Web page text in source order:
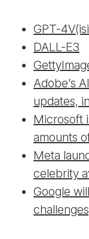
GPT-
DALL-E3
Adobe’s
updates,
Microsoft
amounts
Meta
celebrity
Google